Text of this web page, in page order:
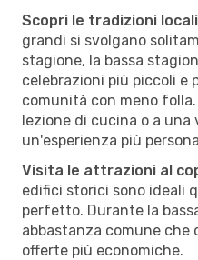
Scopri le tradizioni
grandi si svolgano
stagione, la bassa
celebrazioni più piccoli e
comunità con meno
lezione di cucina o a
un'esperienza più
Visita le attrazioni al
edifici storici sono ideali
perfetto. Durante la
abbastanza comune
offerte più economiche.